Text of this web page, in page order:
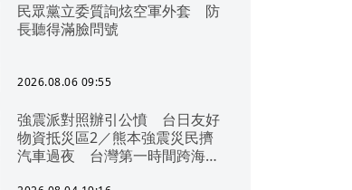
民眾黨立委質詢炫空軍外套 防
長聽得滿臉問號
2026.08.06 09:55
強震派對照辦引公憤 台日友好
物資抵災區2／熊本強震災民擠
汽車過夜 台灣第一時間跨海急